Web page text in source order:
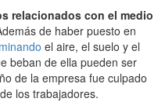
relacionados con el medio
de haber puesto en
el aire, el suelo y el
beban de ella pueden ser
de la empresa fue culpado
los trabajadores.